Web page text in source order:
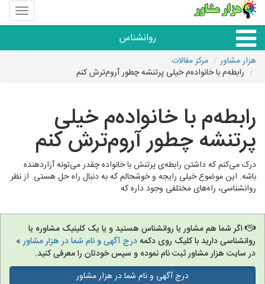
منوی
سایت
مشاور
روانشناس
همه مراکز روانشناسی
گروه روانشناسی
هزار مشاور
مرکز مقالات
رابطه‌م با خانواده‌م خیلی پرتنشه چطور آروم‌ترش کنم
رابطه‌م با خانواده‌م خیلی
پرتنشه چطور آروم‌ترش کنم
درک می‌کنم که داشتن رابطه‌ی پرتنش با خانواده چقدر می‌تونه آزاردهنده
باشه. این موضوع خیلی رایجه و خوشحالم که به دنبال راه حل هستی. از نظر
روانشناسی، راه‌های مختلفی وجود داره که
اگر شما هم مشاور یا روانشناس هستید و یا یک کلینیک مشاوره یا
روانشناسی دارید با کلیک روی دکمهدرج آگهی و نام شما در هزار مشاور»
در سایت هزار مشاور ثبت نام نموده و سپس خودتان را معرفی کنید.
درج آگهی و نام شما در هزار مشاور